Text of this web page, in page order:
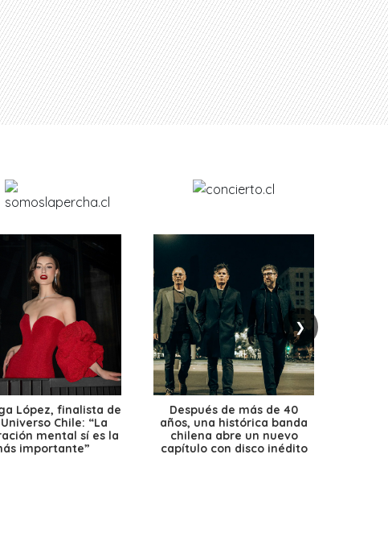
❯
López, finalista de
Universo Chile: “La
mental sí es la
importante”
Después de más de 40
años, una histórica banda
chilena abre un nuevo
capítulo con disco inédito